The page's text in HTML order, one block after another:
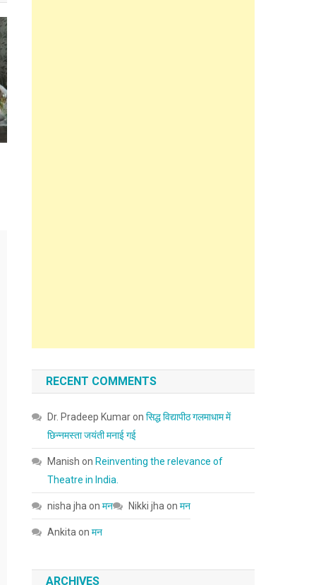
RECENT COMMENTS
Dr. Pradeep Kumaronसिद्ध विद्यापीठ गलमाधाम में
छिन्नमस्ता जयंती मनाई गई
Manish on Reinventing the relevance of
Theatre in India.
nisha jha onमन Nikki jha onमन
Ankita onमन
ARCHIVES